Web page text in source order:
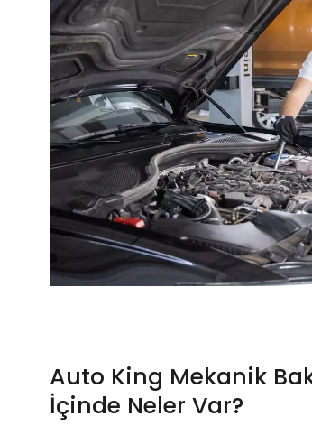
Auto King Mekanik
İçinde Neler Var?